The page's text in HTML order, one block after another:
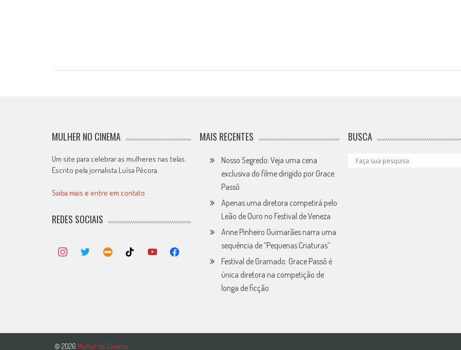
MULHER NO CINEMA
Um site para celebrar as mulheres nas telas.
Escrito pela jornalista Luísa Pécora.
Saiba mais e entre em contato
REDES SOCIAIS
MAIS RECENTES
Nosso Segredo: Veja uma cena
exclusiva do filme dirigido por Grace
Passô
Apenas uma diretora competirá pelo
Leão de Ouro no Festival de Veneza
Anne Pinheiro Guimarães narra uma
sequência de “Pequenas Criaturas”
Festival de Gramado: Grace Passô é
única diretora na competição de
longa de ficção
BUSCA
© 2026 Mulher no Cinema